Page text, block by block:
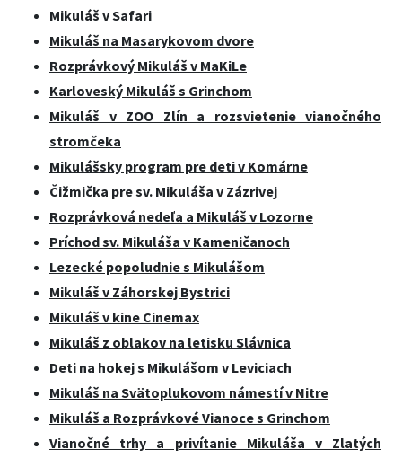
Mikuláš v Safari
Mikuláš na Masarykovom dvore
Rozprávkový Mikuláš v MaKiLe
Karloveský Mikuláš s Grinchom
Mikuláš v ZOO Zlín a rozsvietenie vianočného
stromčeka
Mikulášsky program pre deti v Komárne
Čižmička pre sv. Mikuláša v Zázrivej
Rozprávková nedeľa a Mikuláš v Lozorne
Príchod sv. Mikuláša v Kameničanoch
Lezecké popoludnie s Mikulášom
Mikuláš v Záhorskej Bystrici
Mikuláš v kine Cinemax
Mikuláš z oblakov na letisku Slávnica
Deti na hokej s Mikulášom v Leviciach
Mikuláš na Svätoplukovom námestí v Nitre
Mikuláš a Rozprávkové Vianoce s Grinchom
Vianočné trhy a privítanie Mikuláša v Zlatých